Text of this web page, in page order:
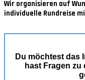
Wir organisieren auf
individuelle Rundreise
Du möchtest das
hast Fragen zu